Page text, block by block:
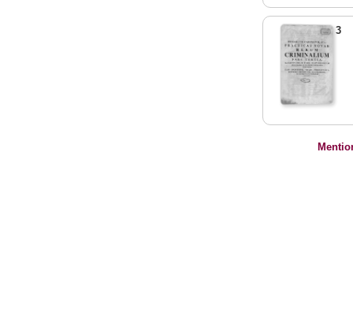
3